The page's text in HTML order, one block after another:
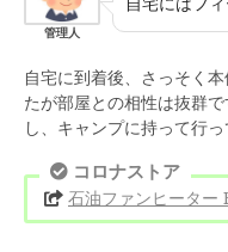
管理人
自宅に到着後、さっそく
たが部屋との相性は抜群
し、キャンプに持って行
コロナストア
石油ファンヒーター